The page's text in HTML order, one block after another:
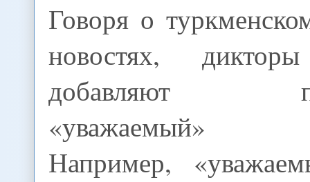
Говоря о
новостях,
добавляют
«уважаемый»
Например,